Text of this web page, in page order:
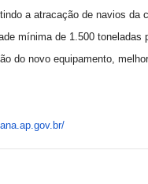
a atracação de navios
mínima de 1.500
do novo equipamento,